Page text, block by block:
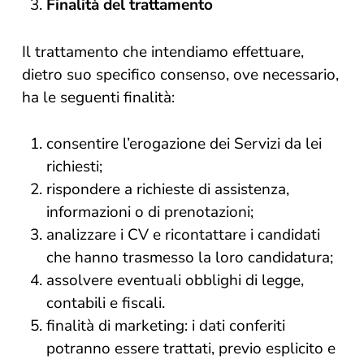
Finalità del trattamento
Il trattamento che intendiamo effettuare,
dietro suo specifico consenso, ove necessario,
ha le seguenti finalità:
consentire l’erogazione dei Servizi da lei
richiesti;
rispondere a richieste di assistenza,
informazioni o di prenotazioni;
analizzare i CV e ricontattare i candidati
che hanno trasmesso la loro candidatura;
assolvere eventuali obblighi di legge,
contabili e fiscali.
finalità di marketing: i dati conferiti
potranno essere trattati, previo esplicito e